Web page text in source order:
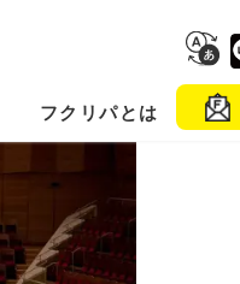
フクリパとは